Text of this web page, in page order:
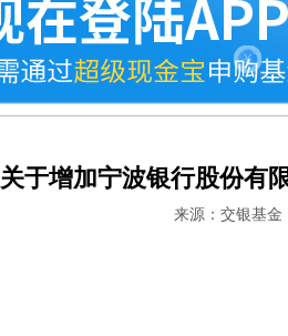
关于增加宁波银行股份有
来源：交银基